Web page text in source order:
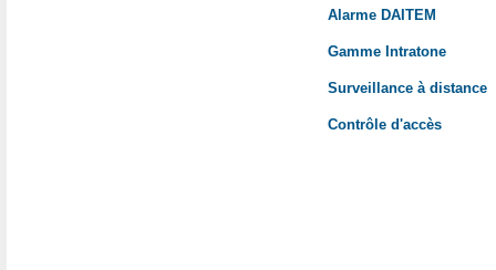
Alarme DAITEM
Gamme Intratone
Surveillance à distance
Contrôle d'accès